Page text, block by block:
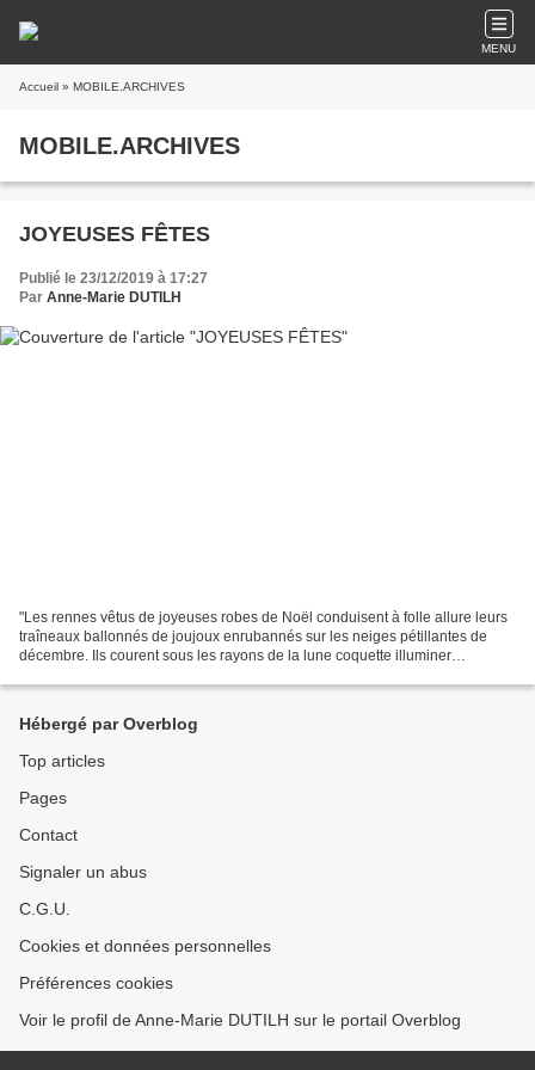
MENU
Accueil » MOBILE.ARCHIVES
MOBILE.ARCHIVES
JOYEUSES FÊTES
Publié le 23/12/2019 à 17:27
Par Anne-Marie DUTILH
"Les rennes vêtus de joyeuses robes de Noël conduisent à folle allure leurs
traîneaux ballonnés de joujoux enrubannés sur les neiges pétillantes de
décembre. Ils courent sous les rayons de la lune coquette illuminer
Hébergé par Overblog
Top articles
Pages
Contact
Signaler un abus
C.G.U.
Cookies et données personnelles
Préférences cookies
Voir le profil de Anne-Marie DUTILH sur le portail Overblog